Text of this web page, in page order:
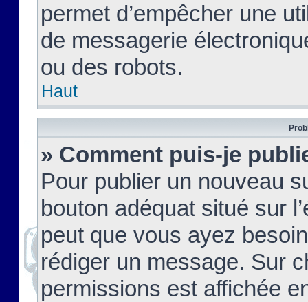
permet d’empêcher une
de messagerie
ou des robots.
Haut
» Comment puis-je
Pour publier un nouveau
bouton adéquat situé sur
peut que vous ayez
rédiger un message. Sur
permissions est affichée